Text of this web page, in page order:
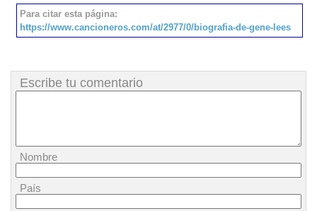
Para citar esta página:
https://www.cancioneros.com/at/2977/0/biografia-de-gene-lees
Escribe tu comentario
Nombre
País